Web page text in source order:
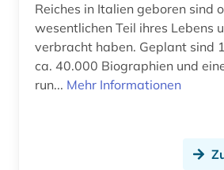
musik (2)
nationalbibliografie (4)
niederlande (1)
Reiches in Italien geboren sind
wesentlichen Teil ihres Lebens
verbracht haben. Geplant sind
ca. 40.000 Biographien und
run... Mehr Informationen